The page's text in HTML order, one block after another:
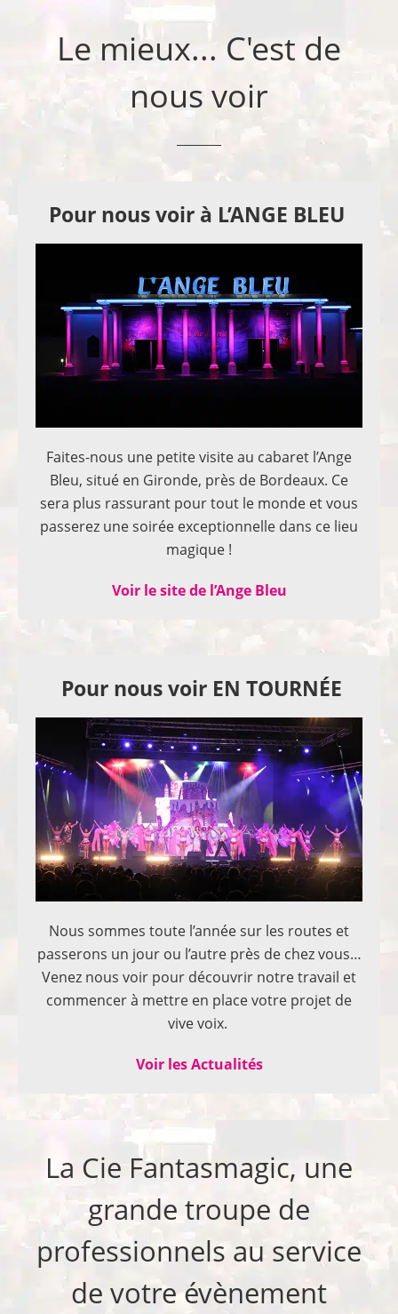
Le mieux... C'est de
nous voir
Pour nous voir à L’ANGE BLEU
Faites-nous une petite visite au cabaret l’Ange
Bleu, situé en Gironde, près de Bordeaux. Ce
sera plus rassurant pour tout le monde et vous
passerez une soirée exceptionnelle dans ce lieu
magique !
Voir le site de l’Ange Bleu
Pour nous voir EN TOURNÉE
Nous sommes toute l’année sur les routes et
passerons un jour ou l’autre près de chez vous…
Venez nous voir pour découvrir notre travail et
commencer à mettre en place votre projet de
vive voix.
Voir les Actualités
La Cie Fantasmagic, une
grande troupe de
professionnels au service
de votre évènement